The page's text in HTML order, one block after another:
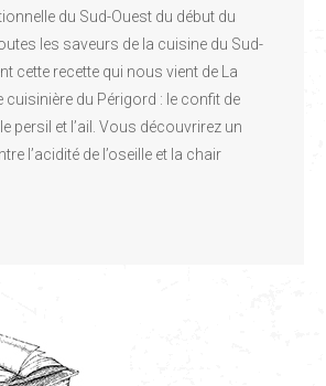
du Sud-Ouest du début du
les saveurs de la cuisine du Sud-
cette recette qui nous vient de La
cuisinière du Périgord : le confit de
persil et l’ail. Vous découvrirez un
l’acidité de l’oseille et la chair